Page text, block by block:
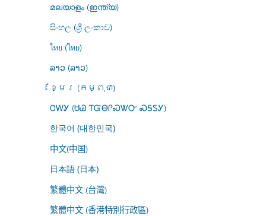
മലയാളം (ഇന്ത്യ)
සිංහල (ශ්‍රී ලංකාව)
ไทย (ไทย)
ລາວ (ລາວ)
ខ្មែរ (កម្ពុជា)
ᏣᎳᎩ (ᏌᏊ ᎢᏳᎾᎵᏍᏔᏅ ᏍᎦᏚᎩ)
한국어 (대한민국)
中文(中国)
日本語 (日本)
繁體中文 (台灣)
繁體中文 (香港特別行政區)